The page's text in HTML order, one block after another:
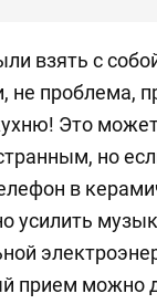
взять с
не проблема,
Это
но
в
усилить
прием можно